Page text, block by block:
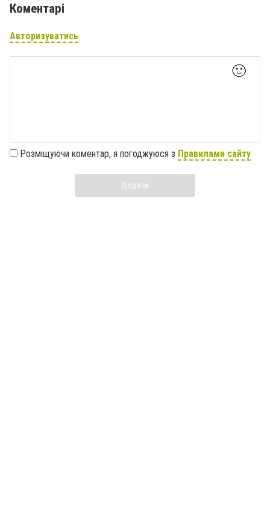
Коментарі
Авторизуватись
🙂
Розміщуючи коментар, я погоджуюся з Правилами сайту
Додати